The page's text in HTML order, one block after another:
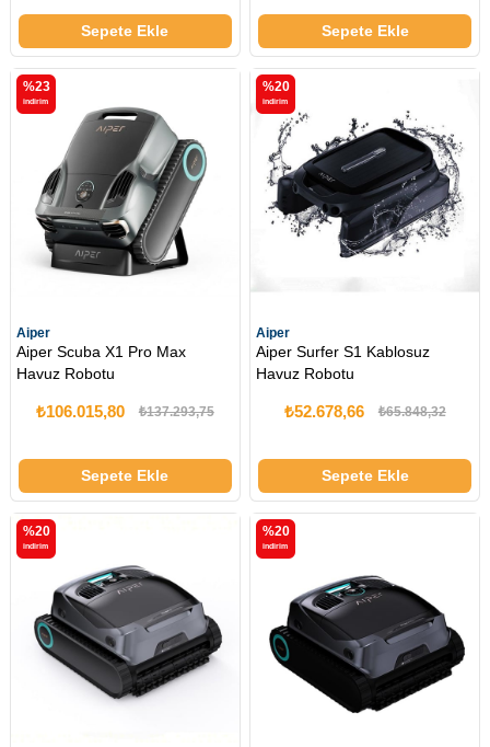
Sepete Ekle Sepete Ekle
Aiper
Aiper Scuba X1 Pro Max
Havuz Robotu
₺106.015,80 ₺137.293,75
Sepete Ekle
%23
i̇ndirim
Aiper
Aiper Surfer S1 Kablosuz
Havuz Robotu
₺52.678,66 ₺65.848,32
Sepete Ekle
%20
i̇ndirim
%20
i̇ndirim
%20
i̇ndirim